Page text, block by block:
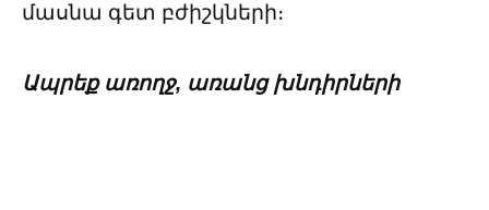
մասնա գետ բժիշկների։
Ապրեք առողջ, առանց խնդիրների